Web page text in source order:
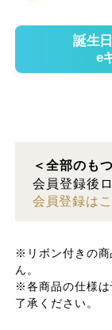
＜全部のも
会員登録後
会員登録は
※リボン付きの商
ん。
※各商品の仕様は
了承ください。